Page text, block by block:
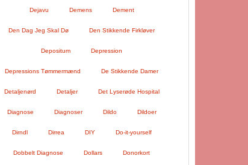
Dejavu Demens Dement
Den Dag Jeg Skal Dø Den Stikkende Firkløver
Depositum Depression
Depressions Tømmermænd De Stikkende Damer
Detaljenørd Detaljer Det Lyserøde Hospital
Diagnose Diagnoser Dildo Dildoer
Dirndl Dirrea DIY Do-it-yourself
Dobbelt Diagnose Dollars Donorkort